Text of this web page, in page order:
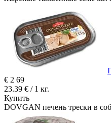
€ 2 69
23.39 € / 1 кг.
Купить
DOVGAN печень трески в